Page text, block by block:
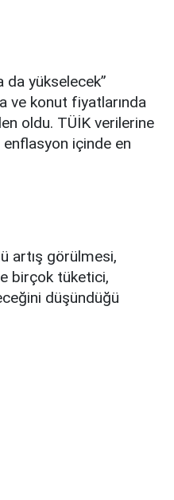
da yükselecek”
ve konut fiyatlarında
oldu. TÜİK verilerine
enflasyon içinde en
artış görülmesi,
birçok tüketici,
düşündüğü